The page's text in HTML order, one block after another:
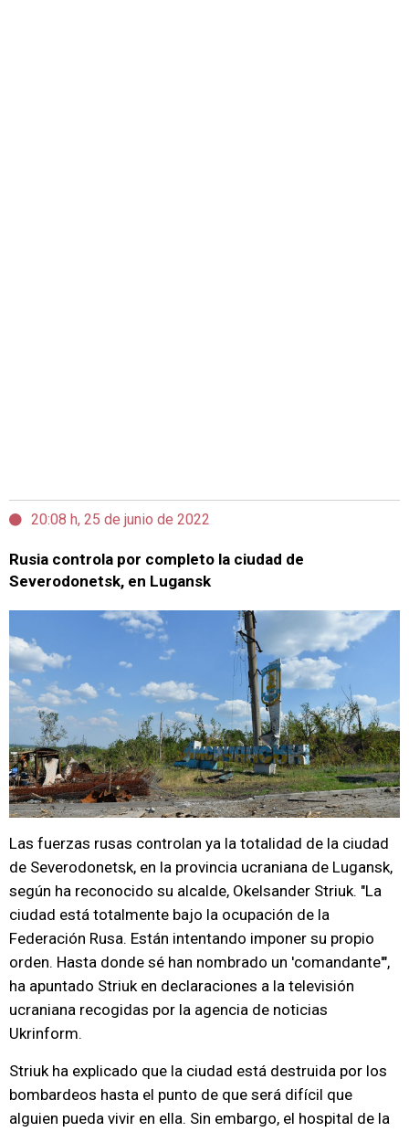
20:08 h, 25 de junio de 2022
Rusia controla por completo la ciudad de
Severodonetsk, en Lugansk
Las fuerzas rusas controlan ya la totalidad de la ciudad
de Severodonetsk, en la provincia ucraniana de Lugansk,
según ha reconocido su alcalde, Okelsander Striuk. "La
ciudad está totalmente bajo la ocupación de la
Federación Rusa. Están intentando imponer su propio
orden. Hasta donde sé han nombrado un 'comandante'",
ha apuntado Striuk en declaraciones a la televisión
ucraniana recogidas por la agencia de noticias
Ukrinform.
Striuk ha explicado que la ciudad está destruida por los
bombardeos hasta el punto de que será difícil que
alguien pueda vivir en ella. Sin embargo, el hospital de la